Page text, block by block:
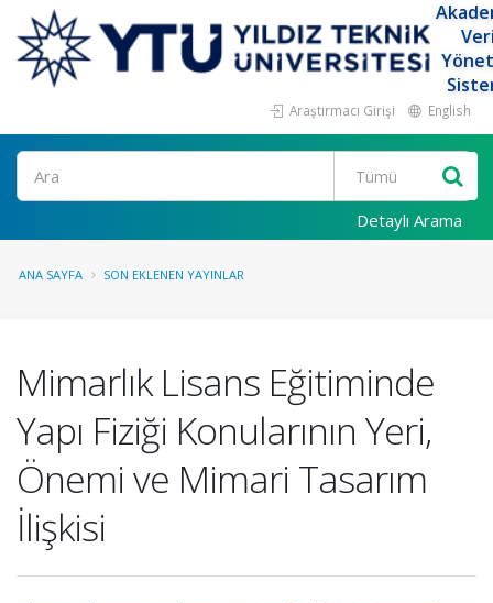
Araştırmacı Girişi English
Ara
Detaylı Arama
ANA SAYFA SON EKLENEN YAYINLAR
Mimarlık Lisans Eğitiminde
Yapı Fiziği Konularının Yeri,
Önemi ve Mimari Tasarım
İlişkisi